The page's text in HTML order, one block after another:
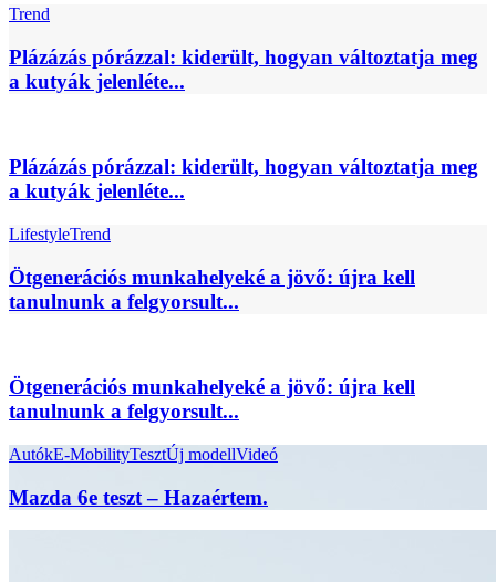
Trend
Plázázás pórázzal: kiderült, hogyan változtatja meg
a kutyák jelenléte...
Plázázás pórázzal: kiderült, hogyan változtatja meg
a kutyák jelenléte...
LifestyleTrend
Ötgenerációs munkahelyeké a jövő: újra kell
tanulnunk a felgyorsult...
Ötgenerációs munkahelyeké a jövő: újra kell
tanulnunk a felgyorsult...
AutókE-MobilityTesztÚj modellVideó
Mazda 6e teszt – Hazaértem.